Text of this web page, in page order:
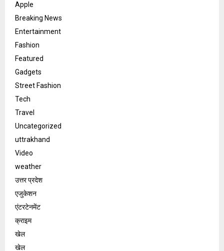
Apple
Breaking News
Entertainment
Fashion
Featured
Gadgets
Street Fashion
Tech
Travel
Uncategorized
uttrakhand
Video
weather
उत्तर प्रदेश
एजुकेशन
एंटरटेनमेंट
क्राइम
खेल
खेल